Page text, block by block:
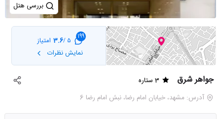
بررسی هتل
199
5 /
3.6 امتیاز
نمایش نظرات
جواهر شرق
3 ستاره
آدرس: مشهد، خیابان امام رضا، نبش امام رضا 6